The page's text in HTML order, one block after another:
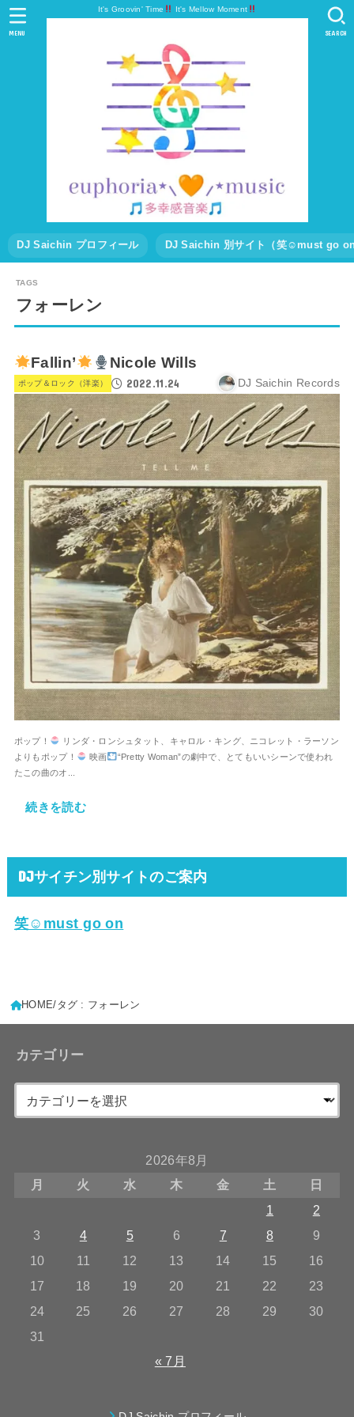
It's Groovin' Time It's Mellow Moment
DJ Saichin プロフィール DJ Saichin 別サイト（笑☺must go
SEARCH
MENU
フォーレン
Fallin’ Nicole Wills
ポップ＆ロック（洋楽） 2022.11.24 DJ Saichin Records
ポップ！
リンダ・ロンシュタット、キャロル・キング、ニコレット・ラーソン
よりもポップ！
映画
“Pretty Woman”の劇中で、とてもいいシーンで使われ
たこの曲のオ...
続きを読む
DJサイチン別サイトのご案内
笑☺must go on
HOME タグ : フォーレン
カテゴリー
2026年8月
月
火 水 木 金 土
日
1
2
3
4 5 6 7 8
9
10
11 12 13 14 15
16
17
18 19 20 21 22
23
24
25 26 27 28 29
30
31
« 7月